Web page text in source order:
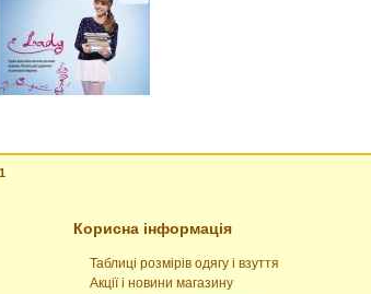
1
Корисна інформація
Таблиці розмірів одягу і взуття
Акції і новини магазину